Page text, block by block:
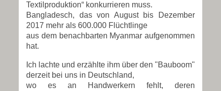
Textilproduktion“ konkurrieren muss.
Bangladesch, das von August bis Dezember
2017 mehr als 600.000 Flüchtlinge
aus dem benachbarten Myanmar aufgenommen
hat.
Ich lachte und erzählte ihm über den "Bauboom"
derzeit bei uns in Deutschland,
wo es an Handwerkern fehlt, deren